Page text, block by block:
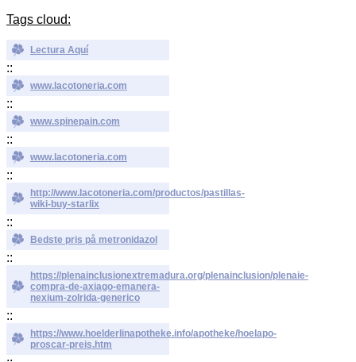
Tags cloud:
Lectura Aquí
::
www.lacotoneria.com
::
www.spinepain.com
::
www.lacotoneria.com
::
http://www.lacotoneria.com/productos/pastillas-
wiki-buy-starlix
::
Bedste pris på metronidazol
::
https://plenainclusionextremadura.org/plenainclusion/plenaie-
compra-de-axiago-emanera-
nexium-zolrida-generico
::
https://www.hoelderlinapotheke.info/apotheke/hoelapo-
proscar-preis.htm